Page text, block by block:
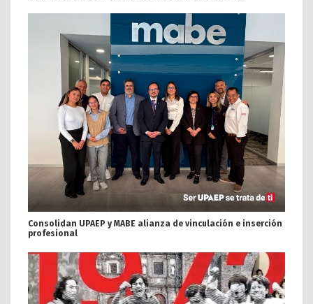
Consolidan UPAEP y MABE alianza de vinculación e inserción
profesional